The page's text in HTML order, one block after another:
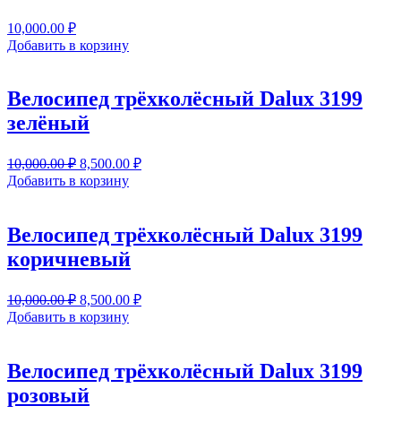
10,000.00 ₽
Добавить в корзину
Велосипед трёхколёсный Dalux 3199
зелёный
10,000.00₽ Первоначальная
цена
составляла
8,500.00 ₽Текущая
Добавить в корзину
Велосипед трёхколёсный Dalux 3199
коричневый
10,000.00₽ Первоначальная
цена
составляла
8,500.00 ₽Текущая
Добавить в корзину
Велосипед трёхколёсный Dalux 3199
розовый